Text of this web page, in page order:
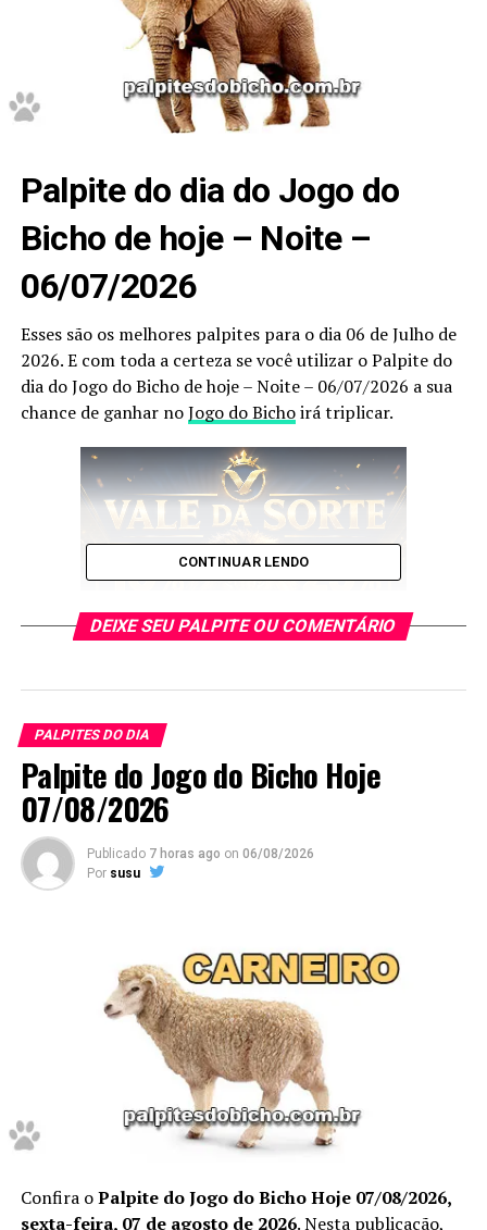
Palpite do dia do Jogo do
Bicho de hoje – Noite –
06/07/2026
Esses são os melhores palpites para o dia 06 de Julho de
2026. E com toda a certeza se você utilizar o Palpite do
dia do Jogo do Bicho de hoje – Noite – 06/07/2026 a sua
chance de ganhar noJogo do Bichoirá triplicar.
E esses palpites são os melhores que encontrará no
Google.
Dessa forma, para acompanhar previsões atualizadas
diariamente, acesse também a página de palpites do
jogo do bicho hoje.
Confira Aqui
CONTINUAR LENDO
DEIXE SEU PALPITE OU COMENTÁRIO
PALPITES DO DIA
Palpite do Jogo do Bicho Hoje
07/08/2026
Publicado 7 horas ago on 06/08/2026
Por susu
Confira oPalpite do Jogo do Bicho Hoje 07/08/2026,
sexta-feira, 07 de agosto de 2026. Nesta publicação,